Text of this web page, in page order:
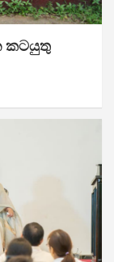
කටයුතු